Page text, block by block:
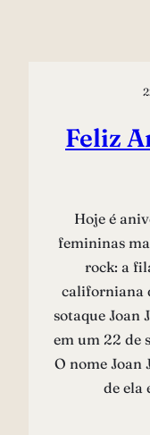
Feliz
Hoje é
femininas
rock: a
californiana
sotaque Joan
em um 22 de
O nome Joan
de ela